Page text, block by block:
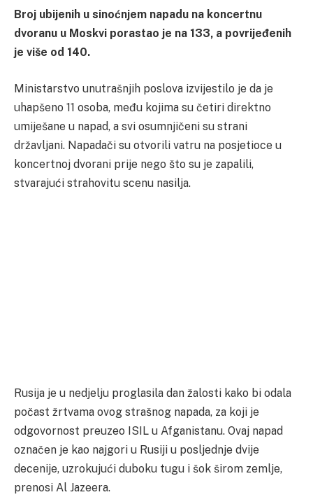
Broj ubijenih u sinoćnjem napadu na koncertnu
dvoranu u Moskvi porastao je na 133, a povrijeđenih
je više od 140.
Ministarstvo unutrašnjih poslova izvijestilo je da je
uhapšeno 11 osoba, među kojima su četiri direktno
umiješane u napad, a svi osumnjičeni su strani
državljani. Napadači su otvorili vatru na posjetioce u
koncertnoj dvorani prije nego što su je zapalili,
stvarajući strahovitu scenu nasilja.
Rusija je u nedjelju proglasila dan žalosti kako bi odala
počast žrtvama ovog strašnog napada, za koji je
odgovornost preuzeo ISIL u Afganistanu. Ovaj napad
označen je kao najgori u Rusiji u posljednje dvije
decenije, uzrokujući duboku tugu i šok širom zemlje,
prenosi Al Jazeera.